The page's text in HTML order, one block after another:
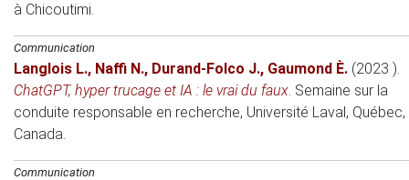
à Chicoutimi.
Communication
Langlois L., Naffi N., Durand-Folco J., Gaumond È. (2023 ).
ChatGPT, hyper trucage et IA : le vrai du faux. Semaine sur la
conduite responsable en recherche, Université Laval, Québec,
Canada.
Communication